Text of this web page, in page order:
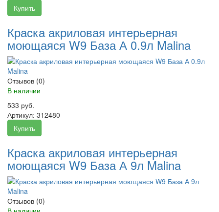
Купить
Краска акриловая интерьерная
моющаяся W9 База А 0.9л Malina
Отзывов (0)
В наличии
533 руб.
Артикул: 312480
Купить
Краска акриловая интерьерная
моющаяся W9 База А 9л Malina
Отзывов (0)